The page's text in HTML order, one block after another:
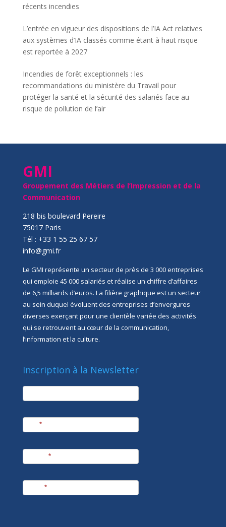
récents incendies
L’entrée en vigueur des dispositions de l’IA Act relatives
aux systèmes d’IA classés comme étant à haut risque
est reportée à 2027
Incendies de forêt exceptionnels : les
recommandations du ministère du Travail pour
protéger la santé et la sécurité des salariés face au
risque de pollution de l’air
GMI
Groupement des Métiers de l’Impression et de la
Communication
218 bis boulevard Pereire
75017 Paris
Tél : +33 1 55 25 67 57
info@gmi.fr
Le GMI représente un secteur de près de 3 000 entreprises
qui emploie 45 000 salariés et réalise un chiffre d’affaires
de 6,5 milliards d’euros. La filière graphique est un secteur
au sein duquel évoluent des entreprises d’envergures
diverses exerçant pour une clientèle variée des activités
qui se retrouvent au cœur de la communication,
l’information et la culture.
Inscription à la Newsletter
newsletter
*
*
*